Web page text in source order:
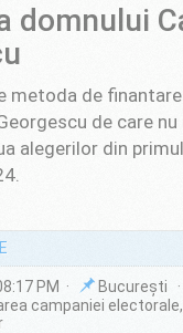
domnului
metoda de
de care
alegerilor din
PM ·
București ·
campaniei electorale,